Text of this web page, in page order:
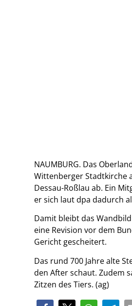
NAUMBURG. Das
Wittenberger Stadtkirche
Dessau-Roßlau ab. Ein
er sich laut dpa dadurch
Damit bleibt das
eine Revision vor dem
Gericht gescheitert.
Das rund 700 Jahre alte
den After schaut. Zudem
Zitzen des Tiers. (ag)